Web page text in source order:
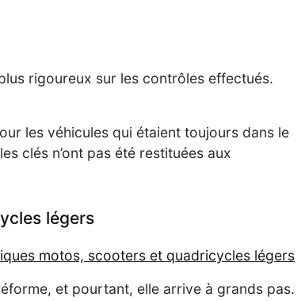
rigoureux sur les contrôles effectués.
les véhicules qui étaient toujours dans le
clés n’ont pas été restituées aux
légers
motos, scooters et quadricycles légers
et pourtant, elle arrive à grands pas.